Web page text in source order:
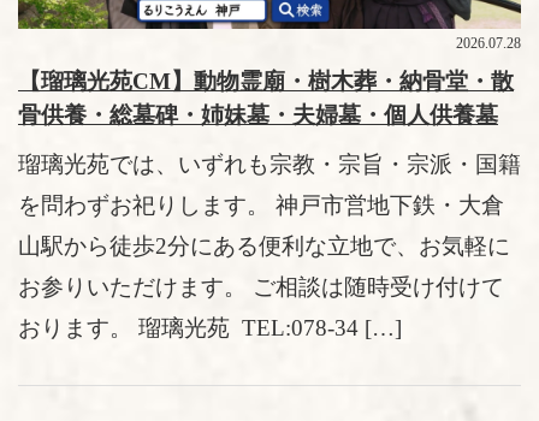
2026.07.28
【瑠璃光苑CM】動物霊廟・樹木葬・納骨堂・散
骨供養・総墓碑・姉妹墓・夫婦墓・個人供養墓
瑠璃光苑では、いずれも宗教・宗旨・宗派・国籍
を問わずお祀りします。 神戸市営地下鉄・大倉
山駅から徒歩2分にある便利な立地で、お気軽に
お参りいただけます。 ご相談は随時受け付けて
おります。 瑠璃光苑 TEL:078-34 […]